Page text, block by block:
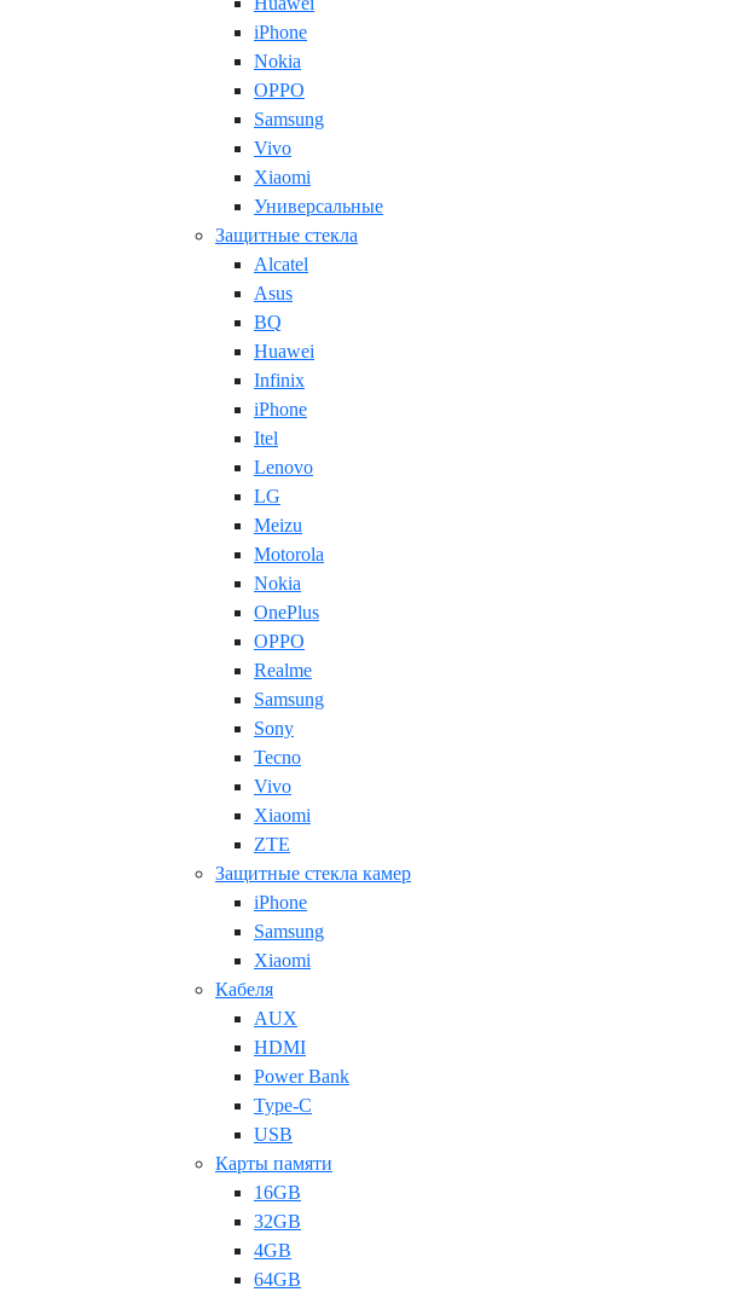
iPhone
Nokia
OPPO
Samsung
Vivo
Xiaomi
Универсальные
Защитные стекла
Alcatel
Asus
BQ
Huawei
Infinix
iPhone
Itel
Lenovo
LG
Meizu
Motorola
Nokia
OnePlus
OPPO
Realme
Samsung
Sony
Tecno
Vivo
Xiaomi
ZTE
Защитные стекла камер
iPhone
Samsung
Xiaomi
Кабеля
AUX
HDMI
Power Bank
Type-C
USB
Карты памяти
16GB
32GB
4GB
64GB